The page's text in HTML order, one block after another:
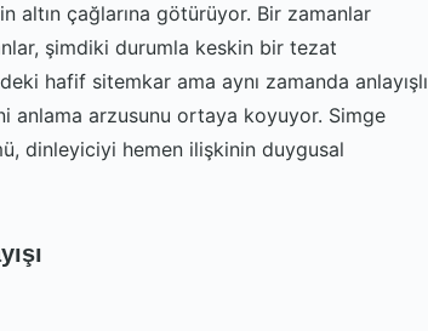
altın çağlarına götürüyor. Bir zamanlar
şimdiki durumla keskin bir tezat
hafif sitemkar ama aynı zamanda anlayışlı
anlama arzusunu ortaya koyuyor. Simge
dinleyiciyi hemen ilişkinin duygusal